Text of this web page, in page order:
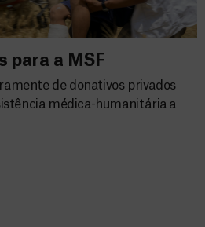
para a MSF
para a MSF
de donativos privados
médica-humanitária a